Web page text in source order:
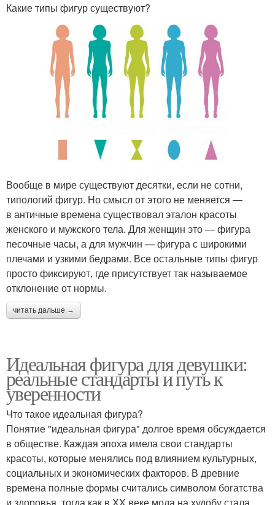
Какие типы фигур существуют?
Вообще в мире существуют десятки, если не сотни,
типологий фигур. Но смысл от этого не меняется —
в античные времена существовал эталон красоты
женского и мужского тела. Для женщин это — фигура
песочные часы, а для мужчин — фигура с широкими
плечами и узкими бедрами. Все остальные типы фигур
просто фиксируют, где присутствует так называемое
отклонение от нормы.
читать дальше →
Идеальная фигура для девушки:
реальные стандарты и путь к
уверенности
Что такое идеальная фигура?
Понятие "идеальная фигура" долгое время обсуждается
в обществе. Каждая эпоха имела свои стандарты
красоты, которые менялись под влиянием культурных,
социальных и экономических факторов. В древние
времена полные формы считались символом богатства